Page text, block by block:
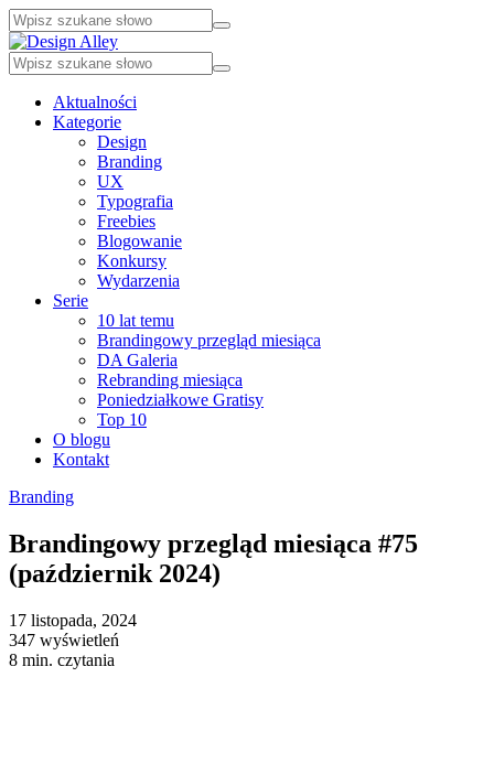
Aktualności
Kategorie
Design
Branding
UX
Typografia
Freebies
Blogowanie
Konkursy
Wydarzenia
Serie
10 lat temu
Brandingowy przegląd miesiąca
DA Galeria
Rebranding miesiąca
Poniedziałkowe Gratisy
Top 10
O blogu
Kontakt
Branding
Brandingowy przegląd miesiąca #75
(październik 2024)
17 listopada, 2024
347 wyświetleń
8 min. czytania